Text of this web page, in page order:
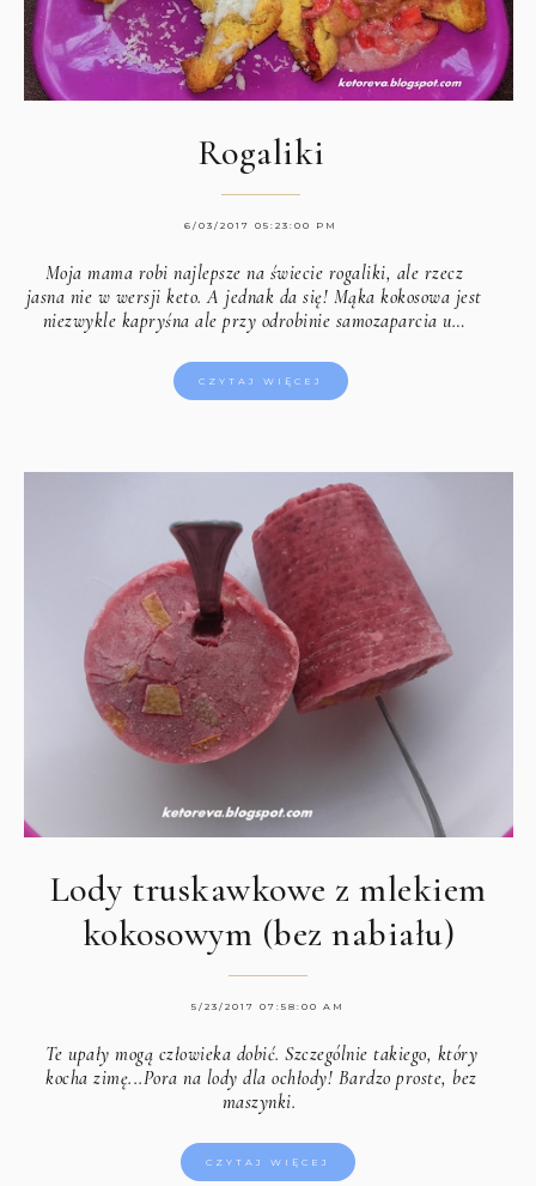
Rogaliki
6/03/2017 05:23:00 PM
Moja mama robi najlepsze na świecie rogaliki, ale rzecz
jasna nie w wersji keto. A jednak da się! Mąka kokosowa jest
niezwykle kapryśna ale przy odrobinie samozaparcia u…
CZYTAJ WIĘCEJ
Lody truskawkowe z mlekiem
kokosowym (bez nabiału)
5/23/2017 07:58:00 AM
Te upały mogą człowieka dobić. Szczególnie takiego, który
kocha zimę...Pora na lody dla ochłody! Bardzo proste, bez
maszynki.
CZYTAJ WIĘCEJ